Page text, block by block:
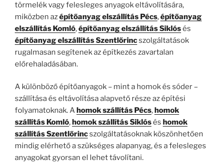
törmelék vagy felesleges anyagok eltávolítására,
miközben azépítőanyag elszállítás Pécs,építőanyag
elszállítás Komló,építőanyag elszállítás Siklósés
építőanyag elszállítás Szentlőrincszolgáltatások
rugalmasan segítenek az építkezés zavartalan
előrehaladásában.
A különböző építőanyagok – mint a homok és sóder –
szállítása és eltávolítása alapvető része az építési
folyamatoknak. A homok szállítás Pécs, homok
szállítás Komló, homok szállítás Siklósés homok
szállítás Szentlőrincszolgáltatásoknak köszönhetően
mindig elérhető a szükséges alapanyag, és a felesleges
anyagokat gyorsan el lehet távolítani.